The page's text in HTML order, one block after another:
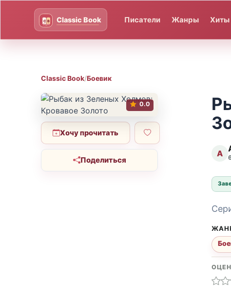
Писатели Жанры Хиты
Classic Book/Боевик
0.0
Хочу прочитать
Поделиться
A